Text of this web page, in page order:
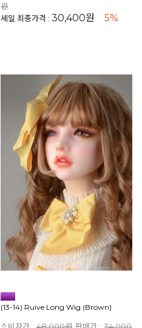
원
세일 최종가격 :30,400원 5%
(13-14) Ruive Long Wig (Brown)
소비자가 : 48,000원 판매가 : 34,000